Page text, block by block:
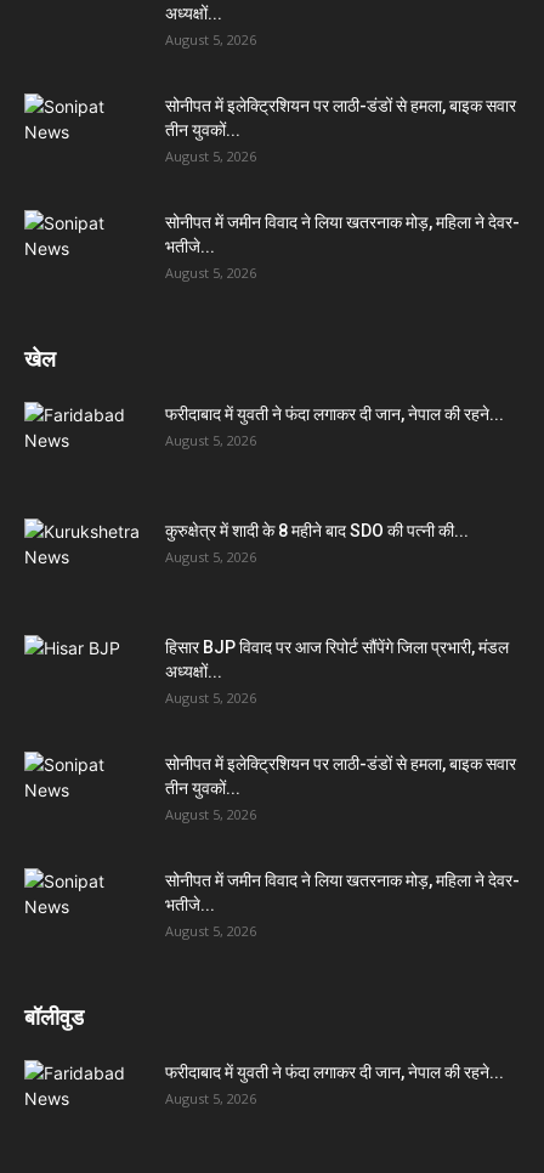
अध्यक्षों...
August 5, 2026
सोनीपत में इलेक्ट्रिशियन पर लाठी-डंडों से हमला, बाइक सवार
तीन युवकों...
August 5, 2026
सोनीपत में जमीन विवाद ने लिया खतरनाक मोड़, महिला ने देवर-
भतीजे...
August 5, 2026
खेल
फरीदाबाद में युवती ने फंदा लगाकर दी जान, नेपाल की रहने...
August 5, 2026
कुरुक्षेत्र में शादी के 8 महीने बाद SDO की पत्नी की...
August 5, 2026
हिसार BJP विवाद पर आज रिपोर्ट सौंपेंगे जिला प्रभारी, मंडल
अध्यक्षों...
August 5, 2026
सोनीपत में इलेक्ट्रिशियन पर लाठी-डंडों से हमला, बाइक सवार
तीन युवकों...
August 5, 2026
सोनीपत में जमीन विवाद ने लिया खतरनाक मोड़, महिला ने देवर-
भतीजे...
August 5, 2026
बॉलीवुड
फरीदाबाद में युवती ने फंदा लगाकर दी जान, नेपाल की रहने...
August 5, 2026